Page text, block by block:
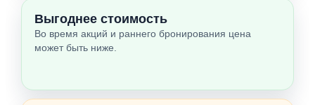
Выгоднее стоимость
Во время акций и раннего бронирования цена
может быть ниже.